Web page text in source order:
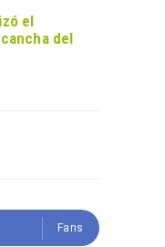
el
del
Fans